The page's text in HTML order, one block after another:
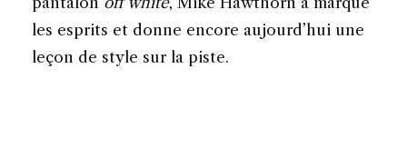
les esprits et donne encore aujourd’hui une
leçon de style sur la piste.